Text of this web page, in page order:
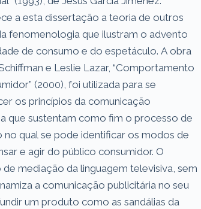
a esta dissertação a teoria de outros
fenomenologia que ilustram o advento
de consumo e do espetáculo. A obra
e Leslie Lazar, “Comportamento
(2000), foi utilizada para se
os princípios da comunicação
que sustentam como fim o processo de
no qual se pode identificar os modos de
e agir do público consumidor. O
mediação da linguagem televisiva, sem
a comunicação publicitária no seu
um produto como as sandálias da